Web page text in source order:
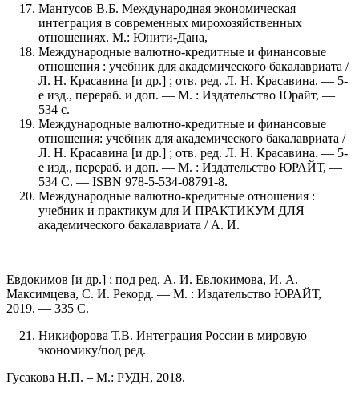
Мантусов В.Б. Международная экономическая
интеграция в современных мирохозяйственных
отношениях. М.: Юнити-Дана,
Международные валютно-кредитные и финансовые
отношения : учебник для академического бакалавриата /
Л. Н. Красавина [и др.] ; отв. ред. Л. Н. Красавина. — 5-
е изд., перераб. и доп. — М. : Издательство Юрайт, —
534 с.
Международные валютно-кредитные и финансовые
отношения: учебник для академического бакалавриата /
Л. Н. Красавина [и др.] ; отв. ред. Л. Н. Красавина. — 5-
е изд., перераб. и доп. — М. : Издательство ЮРАЙТ, —
534 С. — ISBN 978-5-534-08791-8.
Международные валютно-кредитные отношения :
учебник и практикум для И ПРАКТИКУМ ДЛЯ
академического бакалавриата / А. И.
Евдокимов [и др.] ; под ред. А. И. Евлокимова, И. А.
Максимцева, С. И. Рекорд. — М. : Издательство ЮРАЙТ,
2019. — 335 С.
Никифорова Т.В. Интеграция России в мировую
экономику/под ред.
Гусакова Н.П. – М.: РУДН, 2018.